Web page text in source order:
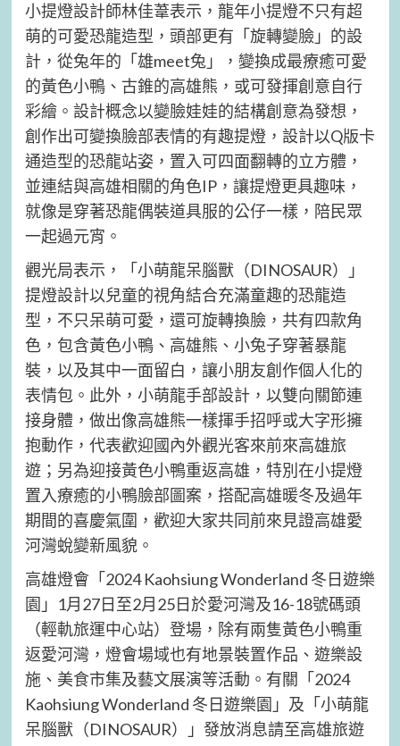
小提燈設計師林佳葦表示，龍年小提燈不只有超
萌的可愛恐龍造型，頭部更有「旋轉變臉」的設
計，從兔年的「雄meet兔」，變換成最療癒可愛
的黃色小鴨、古錐的高雄熊，或可發揮創意自行
彩繪。設計概念以變臉娃娃的結構創意為發想，
創作出可變換臉部表情的有趣提燈，設計以Q版卡
通造型的恐龍站姿，置入可四面翻轉的立方體，
並連結與高雄相關的角色IP，讓提燈更具趣味，
就像是穿著恐龍偶裝道具服的公仔一樣，陪民眾
一起過元宵。
觀光局表示，「小萌龍呆腦獸（DINOSAUR）」
提燈設計以兒童的視角結合充滿童趣的恐龍造
型，不只呆萌可愛，還可旋轉換臉，共有四款角
色，包含黃色小鴨、高雄熊、小兔子穿著暴龍
裝，以及其中一面留白，讓小朋友創作個人化的
表情包。此外，小萌龍手部設計，以雙向關節連
接身體，做出像高雄熊一樣揮手招呼或大字形擁
抱動作，代表歡迎國內外觀光客來前來高雄旅
遊；另為迎接黃色小鴨重返高雄，特別在小提燈
置入療癒的小鴨臉部圖案，搭配高雄暖冬及過年
期間的喜慶氣圍，歡迎大家共同前來見證高雄愛
河灣蛻變新風貌。
高雄燈會「2024 Kaohsiung Wonderland 冬日遊樂
園」1月27日至2月25日於愛河灣及16-18號碼頭
（輕軌旅運中心站）登場，除有兩隻黃色小鴨重
返愛河灣，燈會場域也有地景裝置作品、遊樂設
施、美食市集及藝文展演等活動。有關「2024
Kaohsiung Wonderland 冬日遊樂園」及「小萌龍
呆腦獸（DINOSAUR）」發放消息請至高雄旅遊